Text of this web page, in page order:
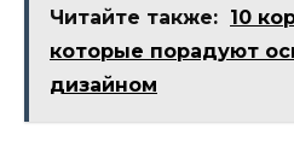
Читайте также: 10
которые порадуют
дизайном